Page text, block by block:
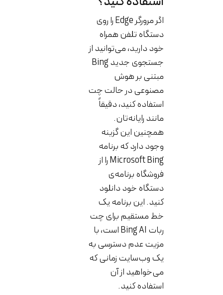
اگر مرورگر Edge را روی
دستگاه تلفن همراه
خود دارید، می‌توانید از
جستجوی جدید Bing
مبتنی بر هوش
مصنوعی در حالت چت
استفاده کنید، دقیقاً
مانند رایانه‌تان.
همچنین این گزینه
وجود دارد که برنامه
Microsoft Bing را از
فروشگاه برنامه‌ی
دستگاه خود دانلود
کنید. این برنامه یک
خط مستقیم برای چت
ربات Bing AI است، با
مزیت عدم دسترسی به
یک وب‌سایت زمانی که
می‌خواهید از آن
استفاده کنید.